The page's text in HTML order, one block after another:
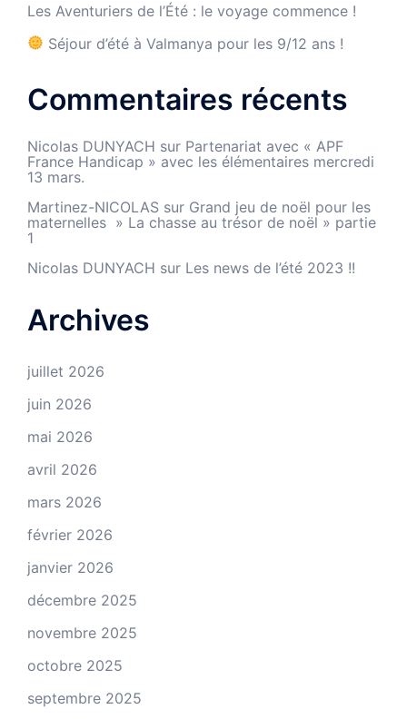
Les Aventuriers de l’Été : le voyage commence !
Séjour d’été à Valmanya pour les 9/12 ans !
Commentaires récents
Nicolas DUNYACH sur Partenariat avec « APF
France Handicap » avec les élémentaires mercredi
13 mars.
Martinez-NICOLAS sur Grand jeu de noël pour les
maternelles » La chasse au trésor de noël » partie
1
Nicolas DUNYACH sur Les news de l’été 2023 !!
Archives
juillet 2026
juin 2026
mai 2026
avril 2026
mars 2026
février 2026
janvier 2026
décembre 2025
novembre 2025
octobre 2025
septembre 2025